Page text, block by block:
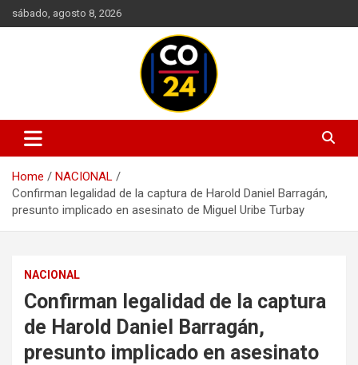
Skip
to
sábado, agosto 8, 2026
Noticias Colombia 24 Horas |
Últimas Noticias de Colombia y
el Mundo
Mantente informado con las últimas actualizaciones en política,
economía, deportes, tecnología y más. Información confiable y
actualizada en un solo lugar.
Home
NACIONAL
Confirman legalidad de la captura de Harold Daniel Barragán,
presunto implicado en asesinato de Miguel Uribe Turbay
NACIONAL
Confirman legalidad de la captura
de Harold Daniel Barragán,
presunto implicado en asesinato